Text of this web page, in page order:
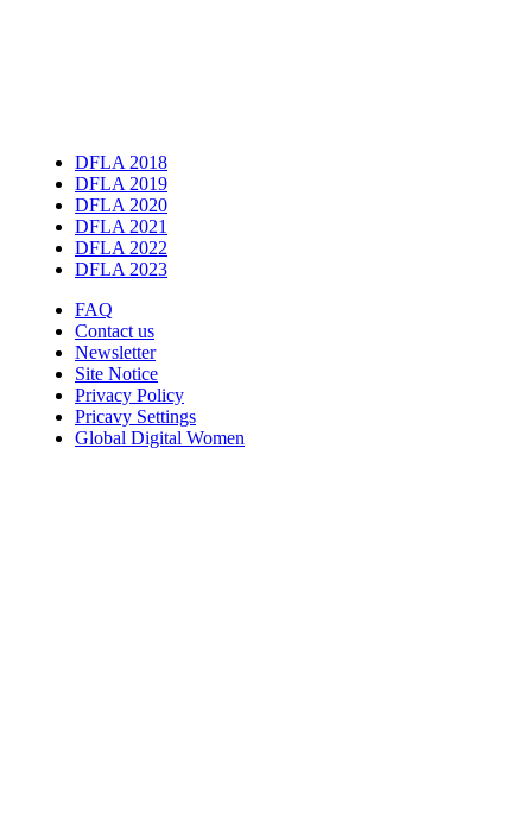
DFLA 2018
DFLA 2019
DFLA 2020
DFLA 2021
DFLA 2022
DFLA 2023
FAQ
Contact us
Newsletter
Site Notice
Privacy Policy
Pricavy Settings
Global Digital Women